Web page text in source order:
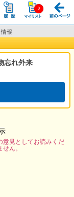
報
忘れ外来
意見としてお読みくだ
せん。